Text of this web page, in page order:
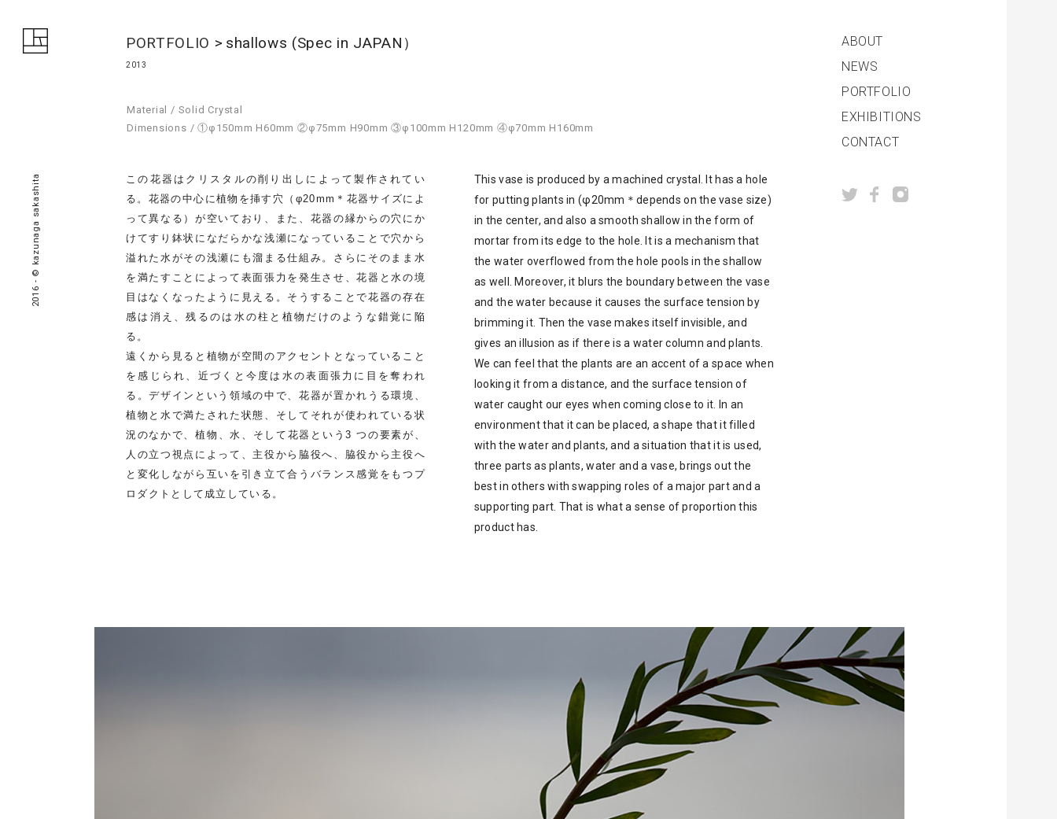
2016 - © kazunaga sakashita
ABOUT
NEWS
PORTFOLIO
EXHIBITIONS
CONTACT
PORTFOLIO shallows (Spec in JAPAN）
2013
Material / Solid Crystal
Dimensions / ①φ150mm H60mm ②φ75mm H90mm ③φ100mm H120mm ④φ70mm H160mm
この花器はクリスタルの削り出しによって製作されてい
る。花器の中心に植物を挿す穴（φ20mm＊花器サイズによ
って異なる）が空いており、また、花器の縁からの穴にか
けてすり鉢状になだらかな浅瀬になっていることで穴から
溢れた水がその浅瀬にも溜まる仕組み。さらにそのまま水
を満たすことによって表面張力を発生させ、花器と水の境
目はなくなったように見える。そうすることで花器の存在
感は消え、残るのは水の柱と植物だけのような錯覚に陥
る。
遠くから見ると植物が空間のアクセントとなっていること
を感じられ、近づくと今度は水の表面張力に目を奪われ
る。デザインという領域の中で、花器が置かれうる環境、
植物と水で満たされた状態、そしてそれが使われている状
況のなかで、植物、水、そして花器という3 つの要素が、
人の立つ視点によって、主役から脇役へ、脇役から主役へ
と変化しながら互いを引き立て合うバランス感覚をもつプ
ロダクトとして成立している。
This vase is produced by a machined crystal. It has a hole
for putting plants in (φ20mm＊depends on the vase size)
in the center, and also a smooth shallow in the form of
mortar from its edge to the hole. It is a mechanism that
the water overflowed from the hole pools in the shallow
as well. Moreover, it blurs the boundary between the vase
and the water because it causes the surface tension by
brimming it. Then the vase makes itself invisible, and
gives an illusion as if there is a water column and plants.
We can feel that the plants are an accent of a space when
looking it from a distance, and the surface tension of
water caught our eyes when coming close to it. In an
environment that it can be placed, a shape that it filled
with the water and plants, and a situation that it is used,
three parts as plants, water and a vase, brings out the
best in others with swapping roles of a major part and a
supporting part. That is what a sense of proportion this
product has.